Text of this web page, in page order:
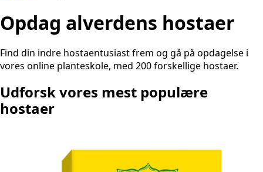
Opdag alverdens hostaer
Find din indre hostaentusiast frem og gå på opdagelse i
vores online planteskole, med 200 forskellige hostaer.
Udforsk vores mest populære
hostaer